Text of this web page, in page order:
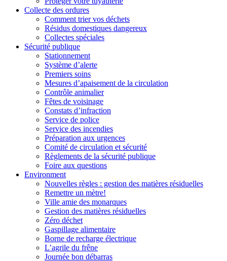
Collecte des ordures
Comment trier vos déchets
Résidus domestiques dangereux
Collectes spéciales
Sécurité publique
Stationnement
Système d’alerte
Premiers soins
Mesures d’apaisement de la circulation
Contrôle animalier
Fêtes de voisinage
Constats d’infraction
Service de police
Service des incendies
Préparation aux urgences
Comité de circulation et sécurité
Règlements de la sécurité publique
Foire aux questions
Environment
Nouvelles règles : gestion des matières résiduelles
Remettre un mètre!
Ville amie des monarques
Gestion des matières résiduelles
Zéro déchet
Gaspillage alimentaire
Borne de recharge électrique
L’agrile du frêne
Journée bon débarras